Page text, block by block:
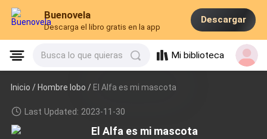
Buenovela
Descarga el libro gratis en la app
Descargar
Busca lo que quieras Mi biblioteca
Inicio /Hombre lobo / El Alfa es mi mascota
Last Updated: 2023-11-30
El Alfa es mi mascota